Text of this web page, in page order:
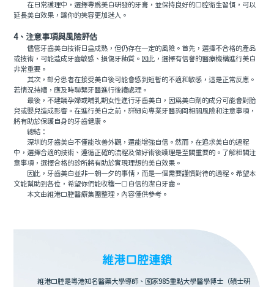
在日常護理中，選擇專為美白研發的牙膏，並保持良好的口腔衛生習慣，可以
延長美白效果，讓你的笑容更加迷人。
4、注意事項與風險評估
儘管牙齒美白技術日益成熟，但仍存在一定的風險。首先，選擇不合格的產品
或技術，可能造成牙齒敏感、損傷牙釉質。因此，選擇有信譽的醫療機構進行美白
非常重要。
其次，部分患者在接受美白後可能會感到短暫的不適和敏感，這是正常反應。
若情況持續，應及時聯繫牙醫進行後續處理。
最後，不建議孕婦或哺乳期女性進行牙齒美白，因為美白劑的成分可能會對胎
兒或嬰兒造成影響。在進行美白之前，詳細向專業牙醫詢問相關風險和注意事項，
將有助於保護自身的牙齒健康。
總結：
深圳的牙齒美白不僅能改善外觀，還能增強自信。然而，在追求美白的過程
中，選擇合適的技術、遵循正確的流程及做好術後護理是至關重要的。了解相關注
意事項，選擇合格的診所將有助於實現理想的美白效果。
因此，牙齒美白並非一朝一夕的事情，而是一個需要謹慎對待的過程。希望本
文能幫助到各位，希望你們能收穫一口自信的潔白牙齒。
本文由維港口腔醫療集團整理，內容僅供參考。
維港口腔連鎖
維港口腔是粵港知名醫藥大學導師、國家985重點大學醫學博士（碩士研